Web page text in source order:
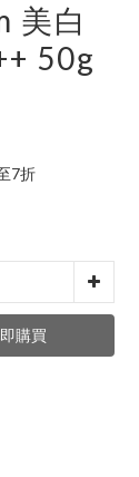
美白
50g
7折
購買